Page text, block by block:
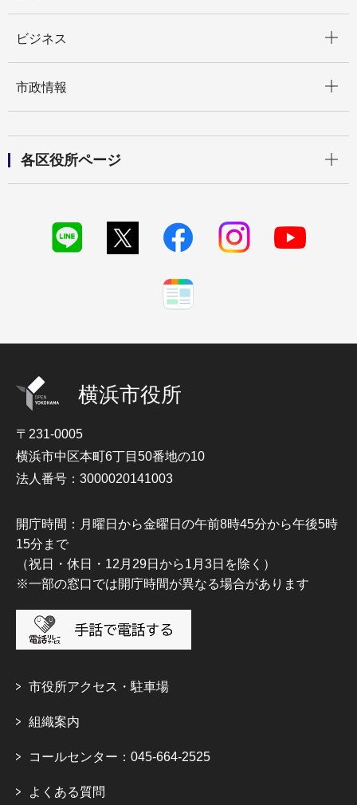
ビジネス
市政情報
各区役所ページ
横浜市役所
〒231-0005
横浜市中区本町6丁目50番地の10
法人番号：3000020141003
開庁時間：月曜日から金曜日の午前8時45分から午後5時
15分まで
（祝日・休日・12月29日から1月3日を除く）
※一部の窓口では開庁時間が異なる場合があります
市役所アクセス・駐車場
組織案内
コールセンター：045-664-2525
よくある質問